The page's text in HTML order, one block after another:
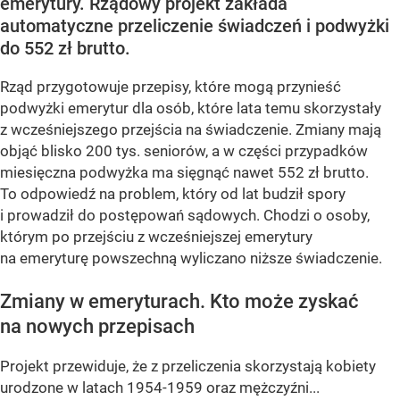
automatyczne przeliczenie świadczeń i podwyżki
do 552 zł brutto.
Rząd przygotowuje przepisy, które mogą przynieść
podwyżki emerytur dla osób, które lata temu skorzystały
z wcześniejszego przejścia na świadczenie. Zmiany mają
objąć blisko 200 tys. seniorów, a w części przypadków
miesięczna podwyżka ma sięgnąć nawet 552 zł brutto.
To odpowiedź na problem, który od lat budził spory
i prowadził do postępowań sądowych. Chodzi o osoby,
którym po przejściu z wcześniejszej emerytury
na emeryturę powszechną wyliczano niższe świadczenie.
Zmiany w emeryturach. Kto może zyskać
na nowych przepisach
Projekt przewiduje, że z przeliczenia skorzystają kobiety
urodzone w latach 1954-1959 oraz mężczyźni...